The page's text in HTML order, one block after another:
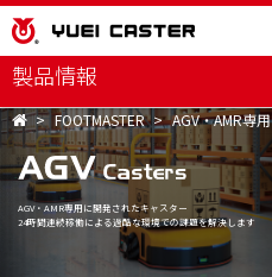
製品情報
FOOTMASTER AGV・AMR専用
AGV・AMR専用に開発されたキャスター
24時間連続稼働による過酷な環境での課題を解決します